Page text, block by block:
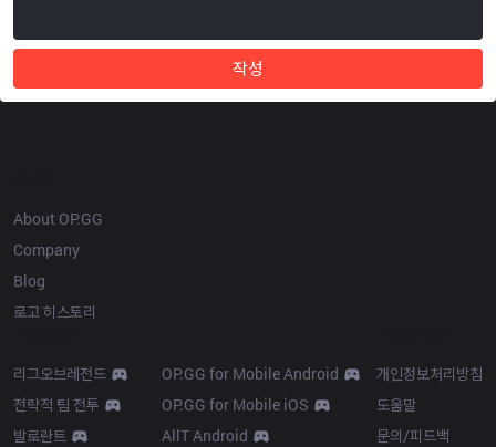
작성
About OP.GG
Company
Blog
로고 히스토리
리그오브레전드
전략적 팀 전투
발로란트
OP.GG for Mobile Android
OP.GG for Mobile iOS
AllT Android
개인정보처리방침
도움말
문의/피드백